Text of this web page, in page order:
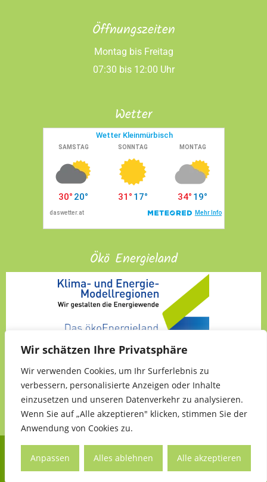
Wir schätzen Ihre Privatsphäre
Wir verwenden Cookies, um Ihr Surferlebnis zu
verbessern, personalisierte Anzeigen oder Inhalte
einzusetzen und unseren Datenverkehr zu analysieren.
Wenn Sie auf „Alle akzeptieren" klicken, stimmen Sie der
Anwendung von Cookies zu.
Anpassen Alles ablehnen Alle akzeptieren
Öffnungszeiten
Montag bis Freitag
07:30 bis 12:00 Uhr
Wetter
Ökö Energieland
Copyright ©Kleinmürbisch| Designed/Developed bydarehead.com
ImpressumDatenschutzerklärung